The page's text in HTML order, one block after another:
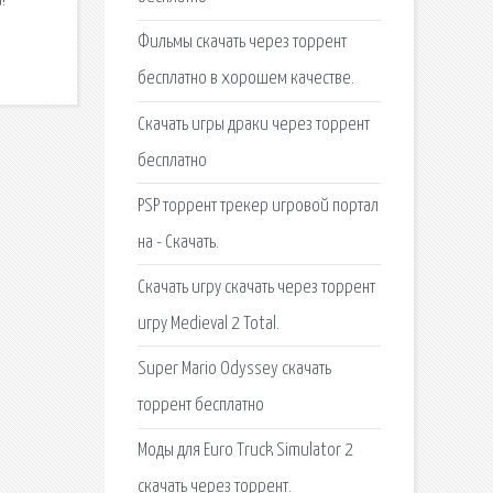
Фильмы скачать через торрент
бесплатно в хорошем качестве.
Скачать игры драки через торрент
бесплатно
PSP торрент трекер игровой портал
на - Скачать.
Скачать игру скачать через торрент
игру Medieval 2 Total.
Super Mario Odyssey скачать
торрент бесплатно
Моды для Euro Truck Simulator 2
скачать через торрент.